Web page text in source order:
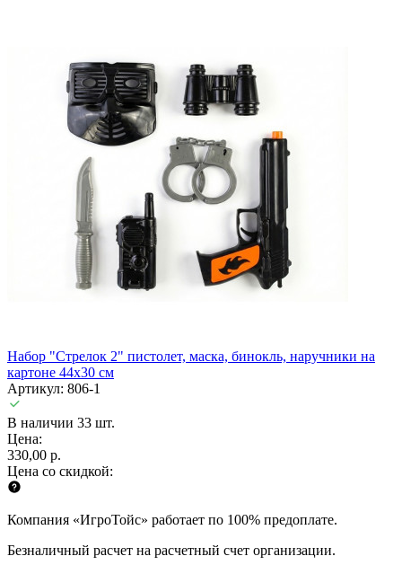
Набор "Стрелок 2" пистолет, маска, бинокль, наручники на
картоне 44х30 см
Артикул: 806-1
В наличии 33 шт.
Цена:
330,00 р.
Цена со скидкой:
Компания «ИгроТойс» работает по 100% предоплате.
Безналичный расчет на расчетный счет организации.